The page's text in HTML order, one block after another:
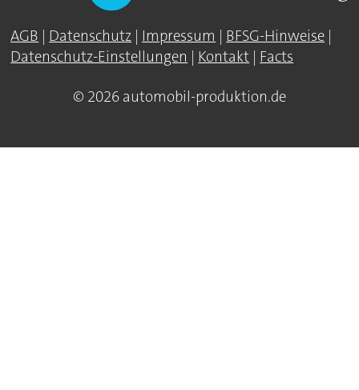
AGB | Datenschutz | Impressum | BFSG-Hinweise |
Datenschutz-Einstellungen | Kontakt | Facts
© 2026 automobil-produktion.de